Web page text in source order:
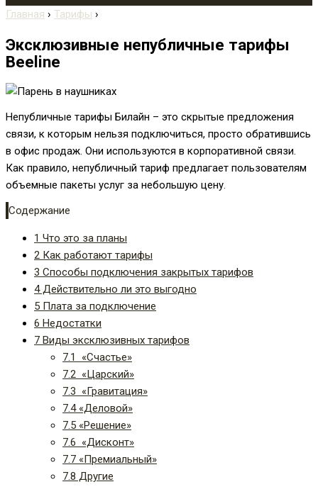
Главная › Тарифы ›
Эксклюзивные непубличные тарифы
Beeline
Непубличные тарифы Билайн – это скрытые предложения
связи, к которым нельзя подключиться, просто обратившись
в офис продаж. Они используются в корпоративной связи.
Как правило, непубличный тариф предлагает пользователям
объемные пакеты услуг за небольшую цену.
Содержание
1 Что это за планы
2 Как работают тарифы
3 Способы подключения закрытых тарифов
4Действительно ли это выгодно
5 Плата за подключение
6 Недостатки
7 Виды эксклюзивных тарифов
7.1
«Счастье»
7.2 «Царский»
7.3 «Гравитация»
7.4«Деловой»
7.5 «Решение»
7.6 «Дисконт»
7.7 «Премиальный»
7.8 Другие